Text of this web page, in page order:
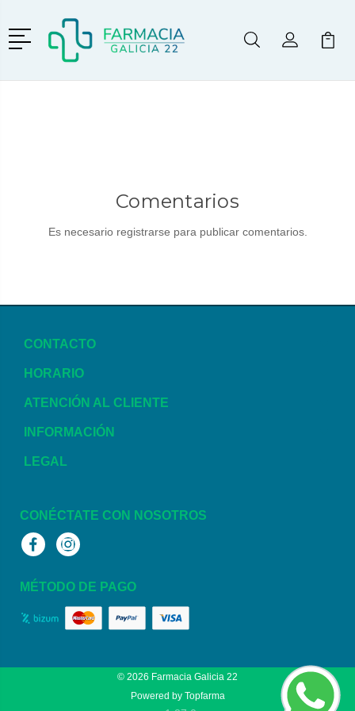
Menú
BuscarMi Cuenta
Mi
Comentarios
Es necesario registrarse para publicar comentarios.
CONTACTO
HORARIO
ATENCIÓN AL CLIENTE
INFORMACIÓN
LEGAL
CONÉCTATE CON NOSOTROS
FacebookInstagram
MÉTODO DE PAGO
© 2026 Farmacia Galicia 22
Powered by Topfarma